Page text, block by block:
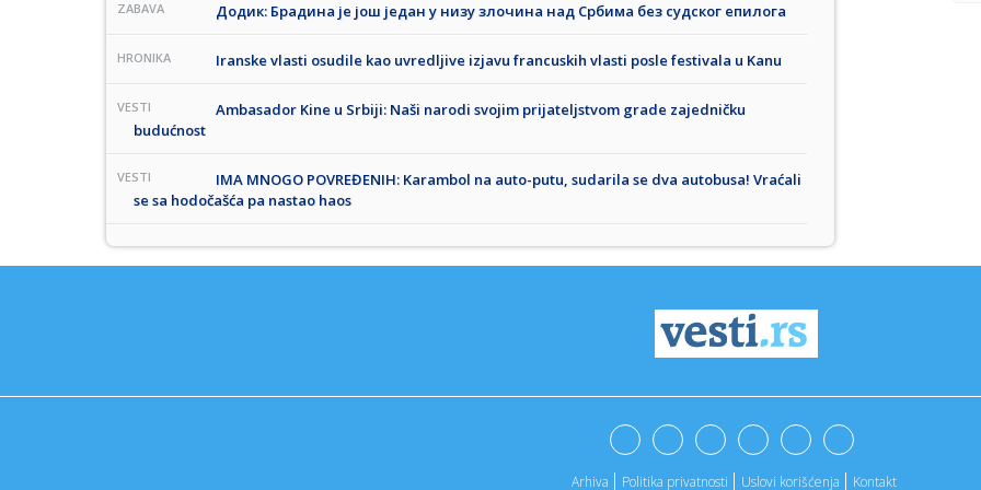
ZABAVA Додик: Брадина је још један у низу злочина над Србима без судског епилога
HRONIKA Iranske vlasti osudile kao uvredljive izjavu francuskih vlasti posle festivala u Kanu
VESTI
Ambasador Kine u Srbiji: Naši narodi svojim prijateljstvom grade zajedničku
budućnost
VESTI
IMA MNOGO POVREĐENIH: Karambol na auto-putu, sudarila se dva autobusa! Vraćali
se sa hodočašća pa nastao haos
Arhiva Politika privatnosti Uslovi korišćenja Kontakt